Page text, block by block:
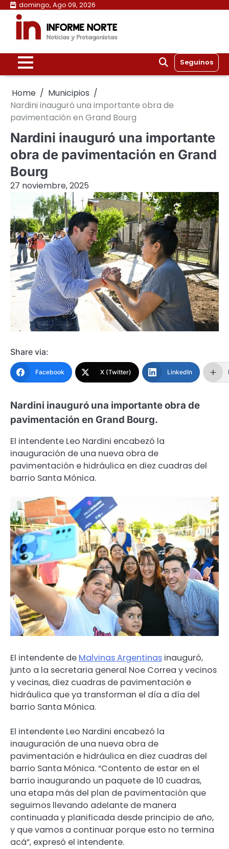
Skip
content
domingo, Ago 09, 2026
Seguinos
Home
Municipios
Nardini inauguró una importante obra de
pavimentación en Grand Bourg
Nardini inauguró una importante
obra de pavimentación en Grand
Bourg
27 noviembre, 2025
Share via:
Facebook X (Twitter) LinkedIn
Nardini inauguró una importante obra de
pavimentación en Grand Bourg.
El intendente Leo Nardini encabezó la
inauguración de una nueva obra de
pavimentación e hidráulica en diez cuadras del
barrio Santa Mónica.
El intendente de Malvinas Argentinas inauguró,
junto a la secretaria general Noe Correa y vecinos
y vecinas, diez cuadras de pavimentación e
hidráulica que ya transforman el día a día del
barrio Santa Mónica.
El intendente Leo Nardini encabezó la
inauguración de una nueva obra de
pavimentación e hidráulica en diez cuadras del
barrio Santa Mónica. “Contento de estar en el
barrio inaugurando un paquete de 10 cuadras,
una etapa más del plan de pavimentación que
seguimos llevando adelante de manera
continuada y planificada desde principio de año,
y que vamos a continuar porque esto no termina
acá”, expresó el intendente.